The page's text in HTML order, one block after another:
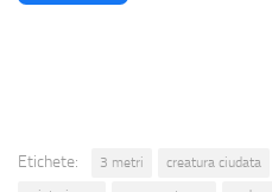
Etichete: 3 metri creatura ciudata